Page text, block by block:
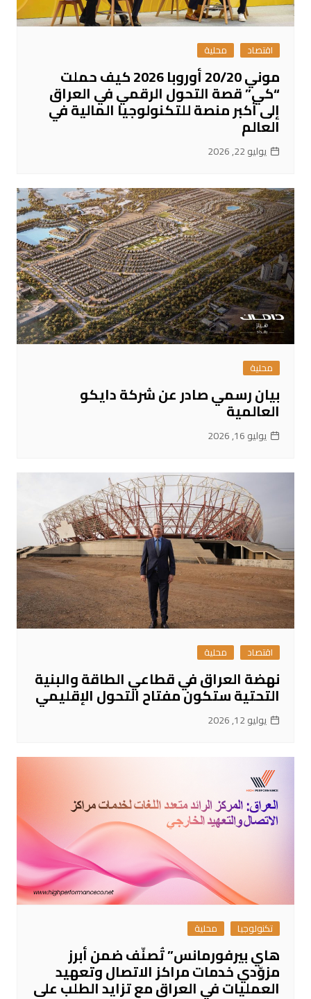
اقتصاد محلية
موني 20/20 أوروبا 2026 كيف حملت
“كي” قصة التحول الرقمي في العراق
إلى أكبر منصة للتكنولوجيا المالية في
العالم
يوليو 22, 2026
محلية
بيان رسمي صادر عن شركة دايكو
العالمية
يوليو 16, 2026
اقتصاد محلية
نهضة العراق في قطاعي الطاقة والبنية
التحتية ستكون مفتاح التحول الإقليمي
يوليو 12, 2026
تكنولوجيا محلية
هاي بيرفورمانس” تُصنّف ضمن أبرز
مزوّدي خدمات مراكز الاتصال وتعهيد
العمليات في العراق مع تزايد الطلب على